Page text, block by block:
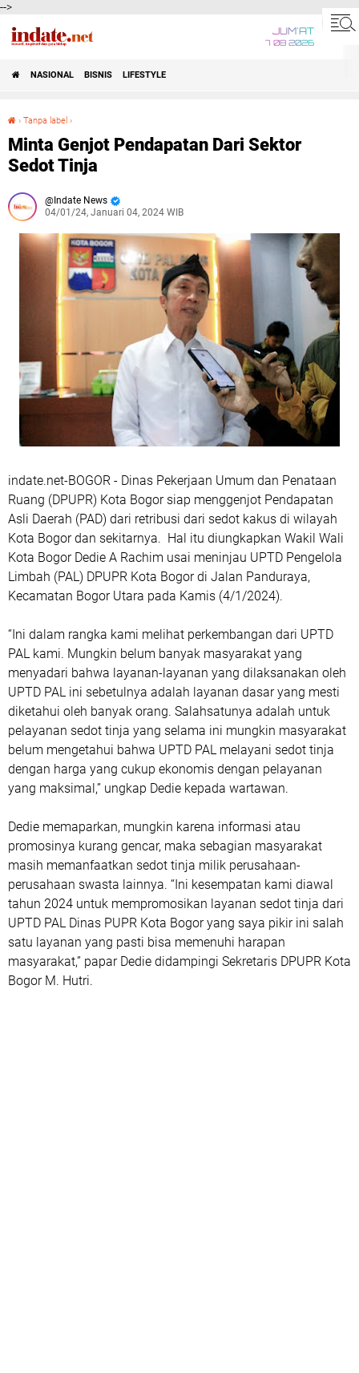
-->
JUM'AT
7 08 2026
NASIONAL BISNIS LIFESTYLE
› Tanpa label ›
Minta Genjot Pendapatan Dari Sektor
Sedot Tinja
Indate News
04/01/24, Januari 04, 2024 WIB
indate.net-BOGOR - Dinas Pekerjaan Umum dan Penataan
Ruang (DPUPR) Kota Bogor siap menggenjot Pendapatan
Asli Daerah (PAD) dari retribusi dari sedot kakus di wilayah
Kota Bogor dan sekitarnya. Hal itu diungkapkan Wakil Wali
Kota Bogor Dedie A Rachim usai meninjau UPTD Pengelola
Limbah (PAL) DPUPR Kota Bogor di Jalan Panduraya,
Kecamatan Bogor Utara pada Kamis (4/1/2024).
“Ini dalam rangka kami melihat perkembangan dari UPTD
PAL kami. Mungkin belum banyak masyarakat yang
menyadari bahwa layanan-layanan yang dilaksanakan oleh
UPTD PAL ini sebetulnya adalah layanan dasar yang mesti
diketahui oleh banyak orang. Salahsatunya adalah untuk
pelayanan sedot tinja yang selama ini mungkin masyarakat
belum mengetahui bahwa UPTD PAL melayani sedot tinja
dengan harga yang cukup ekonomis dengan pelayanan
yang maksimal,” ungkap Dedie kepada wartawan.
Dedie memaparkan, mungkin karena informasi atau
promosinya kurang gen­­car, maka sebagian masyarakat
masih memanfaatkan sedot tinja mi­­lik perusahaan-
perusahaan swasta lainnya. “Ini kesempatan kami diawal
tahun 2024 untuk mempromosikan layanan sedot tinja dari
UPTD PAL Dinas PUPR Kota Bogor yang saya pikir ini salah
satu layanan yang pasti bisa memenuhi harapan
masyarakat,” papar Dedie didampingi Sekretaris DPUPR Kota
Bogor M. Hutri.